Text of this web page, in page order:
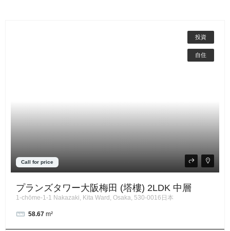
投資
自住
Call for price
プランズタワー大阪梅田 (塔樓) 2LDK 中層
1-chōme-1-1 Nakazaki, Kita Ward, Osaka, 530-0016日本
58.67 m²